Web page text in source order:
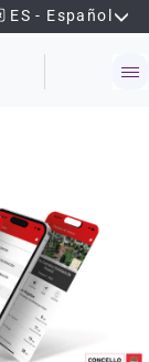
ES - Español